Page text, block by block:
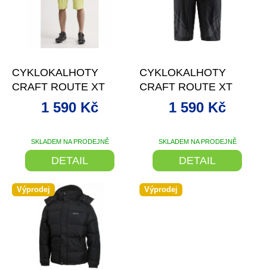
CYKLOKALHOTY
CRAFT ROUTE XT
SKLADEM NA PRODEJNĚ
1 590 Kč
DETAIL
CYKLOKALHOTY
CRAFT ROUTE XT
SKLADEM NA PRODEJNĚ
1 590 Kč
DETAIL
Výprodej Výprodej